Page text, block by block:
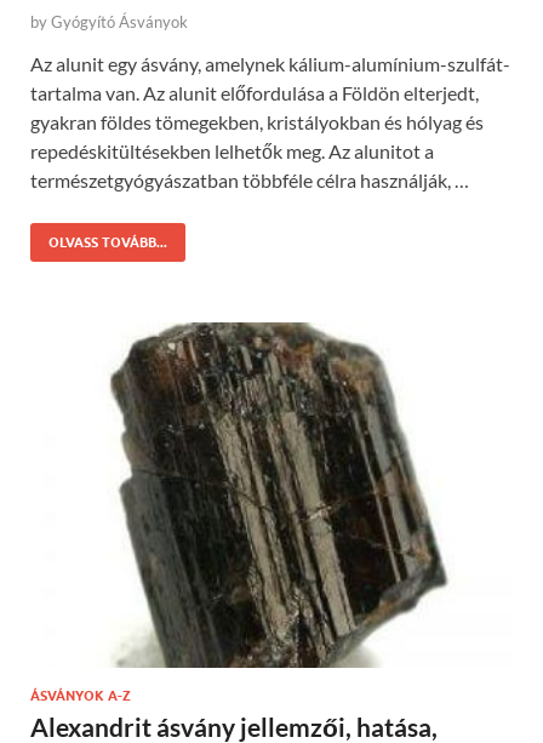
byGyógyító Ásványok
Az alunit egy ásvány, amelynek kálium-alumínium-szulfát-
tartalma van. Az alunit előfordulása a Földön elterjedt,
gyakran földes tömegekben, kristályokban és hólyag és
repedéskitültésekben lelhetők meg. Az alunitot a
természetgyógyászatban többféle célra használják, …
OLVASS TOVÁBB...
ÁSVÁNYOK A-Z
Alexandrit ásvány jellemzői, hatása,